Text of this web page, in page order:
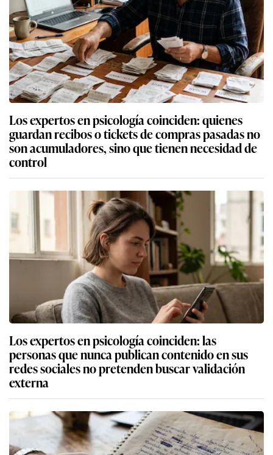
Los expertos en psicología coinciden: quienes
guardan recibos o tickets de compras pasadas no
son acumuladores, sino que tienen necesidad de
control
Los expertos en psicología coinciden: las
personas que nunca publican contenido en sus
redes sociales no pretenden buscar validación
externa